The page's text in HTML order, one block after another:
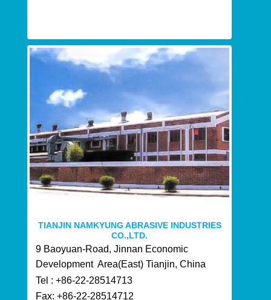
TIANJIN NAMKYUNG ABRASIVE INDUSTRIES
CO.,LTD.
9 Baoyuan-Road, Jinnan Economic
Development Area(East) Tianjin, China
Tel : +86-22-28514713
Fax: +86-22-28514712